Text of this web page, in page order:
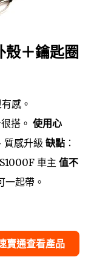
＋鑰匙圈
感。
搭。 使用心
質感升級 缺點 ：
車主 值不
一起帶。
賣通查看產品